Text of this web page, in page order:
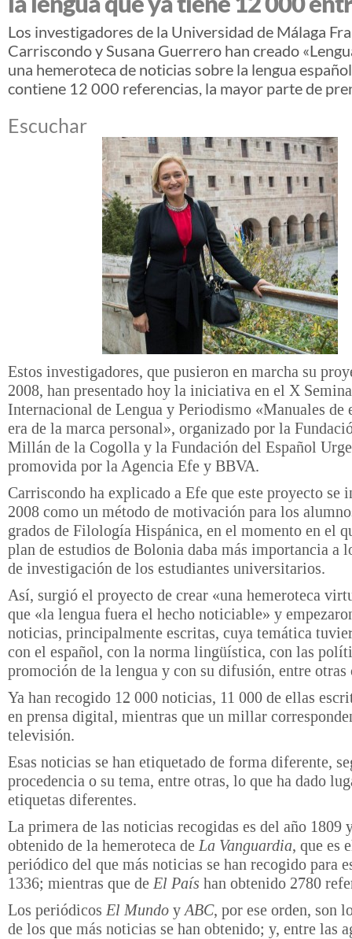
Los investigadores de la Universidad de Málaga
Carriscondo y Susana Guerrero han creado
una hemeroteca de noticias sobre la lengua
contiene 12 000 referencias, la mayor parte de
Escuchar
Estos investigadores, que pusieron en marcha su
2008, han presentado hoy la iniciativa en el X
Internacional de Lengua y Periodismo «Manuales de
era de la marca personal», organizado por la
Millán de la Cogolla y la Fundación del Español
promovida por la Agencia Efe y BBVA.
Carriscondo ha explicado a Efe que este proyecto se
2008 como un método de motivación para los
grados de Filología Hispánica, en el momento en el
plan de estudios de Bolonia daba más importancia a
de investigación de los estudiantes universitarios.
Así, surgió el proyecto de crear «una hemeroteca
que «la lengua fuera el hecho noticiable» y
noticias, principalmente escritas, cuya temática
con el español, con la norma lingüística, con las
promoción de la lengua y con su difusión, entre otras
Ya han recogido 12 000 noticias, 11 000 de ellas
en prensa digital, mientras que un millar
televisión.
Esas noticias se han etiquetado de forma diferente,
procedencia o su tema, entre otras, lo que ha dado
etiquetas diferentes.
La primera de las noticias recogidas es del año 1809
obtenido de la hemeroteca de La Vanguardia, que es
periódico del que más noticias se han recogido para
1336; mientras que de El País han obtenido 2780
Los periódicos El Mundo y ABC, por ese orden, son
de los que más noticias se han obtenido; y, entre las